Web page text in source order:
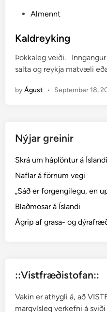
s
e
d
n
Almennt
Kaldreyking
Þokkaleg veiði.
salta og reykja matvæli
byÁgust • September 18,
Nýjar greinir
Skrá um háplöntur á
Naflar á förnum vegi
„Sáð er forgengilegu, en
Blaðmosar á Íslandi
Ágrip af grasa- og
::Vistfræðistofan::
Vakin er athygli á, að
margvísleg verkefni á